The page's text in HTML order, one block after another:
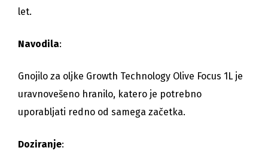
let.
Navodila:
Gnojilo za oljke Growth Technology Olive Focus 1L je
uravnovešeno hranilo, katero je potrebno
uporabljati redno od samega začetka.
Doziranje: